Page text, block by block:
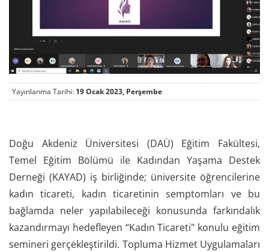
Yayınlanma Tarihi: 19 Ocak 2023, Perşembe
Doğu Akdeniz Üniversitesi (DAÜ) Eğitim Fakültesi,
Temel Eğitim Bölümü ile Kadından Yaşama Destek
Derneği (KAYAD) iş birliğinde; üniversite öğrencilerine
kadın ticareti, kadın ticaretinin semptomları ve bu
bağlamda neler yapılabileceği konusunda farkındalık
kazandırmayı hedefleyen “Kadın Ticareti" konulu eğitim
semineri gerçekleştirildi. Topluma Hizmet Uygulamaları